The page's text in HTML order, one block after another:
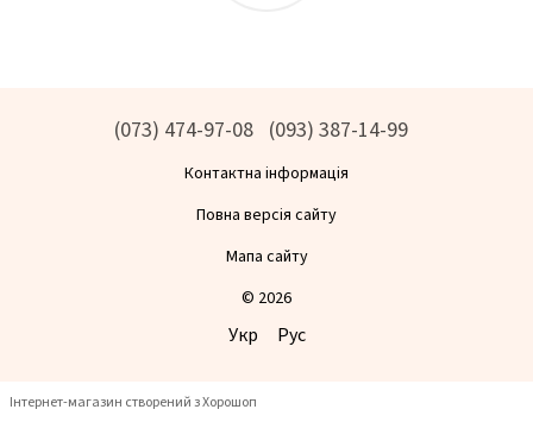
(073) 474-97-08 (093) 387-14-99
Контактна інформація
Повна версія сайту
Мапа сайту
© 2026
Укр Рус
Інтернет-магазин створений з Хорошоп